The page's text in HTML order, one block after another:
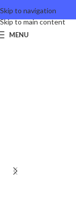
Skip to navigation
Skip to main content
MENU
Beranda